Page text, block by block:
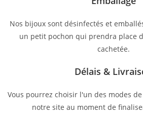
Nos bijoux sont désinfectés et
un petit pochon qui prendra place
cachetée.
Délais &
Vous pourrez choisir l'un des modes
notre site au moment de